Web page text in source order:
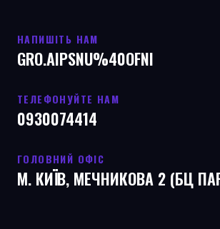
НАПИШІТЬ НАМ
GRO.AIPSNU%40OFNI
ТЕЛЕФОНУЙТЕ НАМ
0930074414
ГОЛОВНИЙ ОФІС
М. КИЇВ, МЕЧНИКОВА 2 (БЦ